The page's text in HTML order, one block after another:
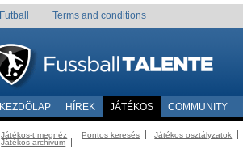
Futball Terms and conditions
KEZDÖLAP HÍREK JÁTÉKOS COMMUNITY
Játékos-t megnéz Pontos keresés Játékos osztályzatok
Játékos archivum